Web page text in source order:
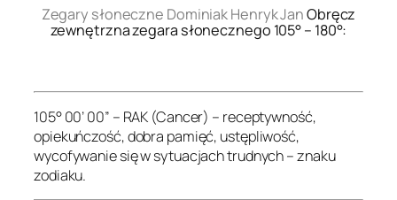
Zegary słoneczne Dominiak Henryk JanObręcz
zewnętrzna zegara słonecznego 105° – 180°:
105° 00’ 00” – RAK (Cancer) – receptywność,
opiekuńczość, dobra pamięć, ustępliwość,
wycofywanie się w sytuacjach trudnych – znaku
zodiaku.